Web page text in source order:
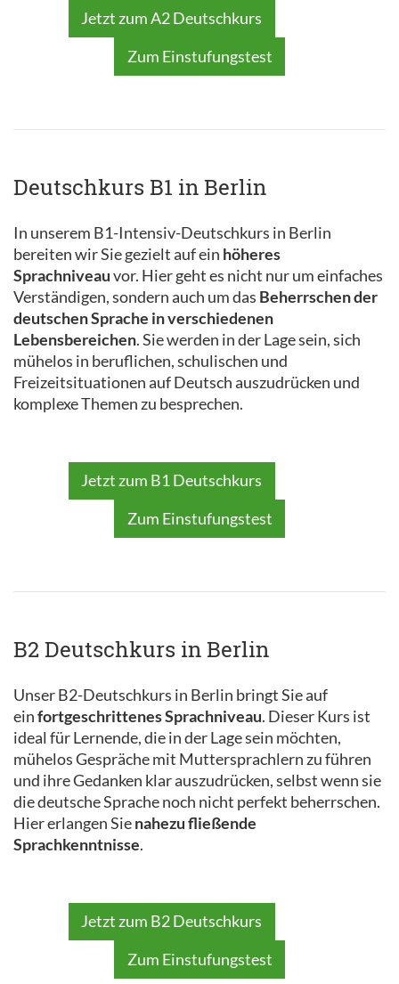
Jetzt zum A2 Deutschkurs
Zum Einstufungstest
Deutschkurs B1 in Berlin
In unserem B1-Intensiv-Deutschkurs in Berlin
bereiten wir Sie gezielt auf ein höheres
Sprachniveauvor. Hier geht es nicht nur um einfaches
Verständigen, sondern auch um das Beherrschen der
deutschen Sprache in verschiedenen
Lebensbereichen. Sie werden in der Lage sein, sich
mühelos in beruflichen, schulischen und
Freizeitsituationen auf Deutsch auszudrücken und
komplexe Themen zu besprechen.
Jetzt zum B1 Deutschkurs
Zum Einstufungstest
B2 Deutschkurs in Berlin
Unser B2-Deutschkurs in Berlin bringt Sie auf
einfortgeschrittenes Sprachniveau. Dieser Kurs ist
ideal für Lernende, die in der Lage sein möchten,
mühelos Gespräche mit Muttersprachlern zu führen
und ihre Gedanken klar auszudrücken, selbst wenn sie
die deutsche Sprache noch nicht perfekt beherrschen.
Hier erlangen Sienahezu fließende
Sprachkenntnisse.
Jetzt zum B2 Deutschkurs
Zum Einstufungstest